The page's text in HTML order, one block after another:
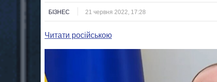
БІЗНЕС 21 червня 2022, 17:28
Читати російською